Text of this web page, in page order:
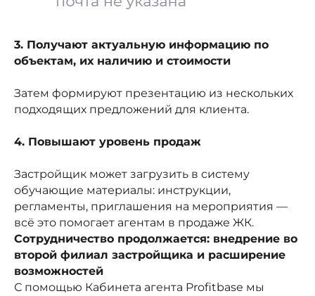
3. Получают актуальную информацию по
объектам, их наличию и стоимости
Затем формируют презентацию из нескольких
подходящих предложений для клиента.
4. Повышают уровень продаж
Застройщик может загрузить в систему
обучающие материалы: инструкции,
регламенты, приглашения на мероприятия —
всё это помогает агентам в продаже ЖК.
Сотрудничество продолжается: внедрение во
второй филиал застройщика и расширение
возможностей
С помощью Кабинета агента Profitbase мы